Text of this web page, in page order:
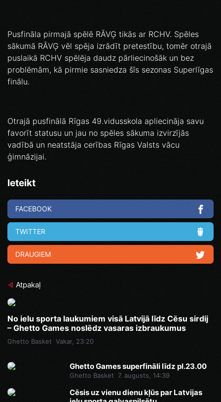
Pusfināla pirmajā spēlē RĀVĢ tikās ar RCHV. Spēles
sākumā RĀVĢ vēl spēja izrādīt pretestību, tomēr otrajā
puslaikā RCHV spēlēja daudz pārliecinošāk un bez
problēmām, kā pirmie sasniedza šīs sezonas Superlīgas
finālu.
Otrajā pusfinālā Rīgas 49.vidusskola apliecināja savu
favorīt statusu un jau no spēles sākuma izvirzījās
vadībā un neatstāja cerības Rīgas Valsts vācu
ģimnāzijai.
Ieteikt
FACEBOOK
TWITTER
DRAUGIEM
Atpakaļ
No ielu sporta laukumiem visā Latvijā līdz Cēsu sirdij
– Ghetto Games noslēdz vasaras izbraukumus
Ghetto Basket Vakar, 23:20
Ghetto Games superfināli līdz pl.23.00
Ghetto Basket 7. augusts, 14:39
Cēsis uz vienu dienu kļūs par Latvijas